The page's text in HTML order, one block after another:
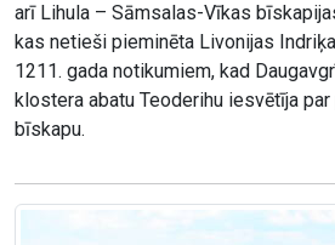
arī Lihula – Sāmsalas-Vīkas
kas netieši pieminēta Livonijas
1211. gada notikumiem, kad
klostera abatu Teoderihu iesvētīja
bīskapu.